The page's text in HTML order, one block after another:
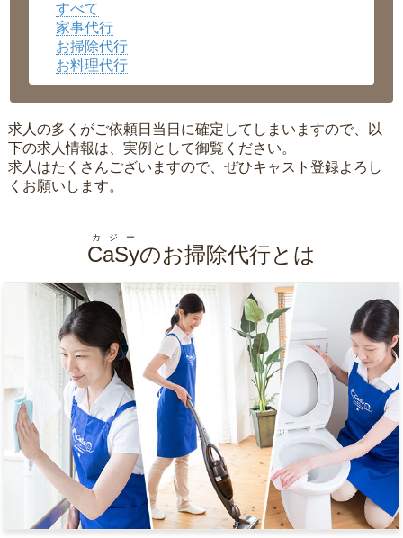
沖縄県
すべて
家事代行
お掃除代行
お料理代行
求人の多くがご依頼日当日に確定してしまいますので、以
下の求人情報は、実例として御覧ください。
求人はたくさんございますので、ぜひキャスト登録よろし
くお願いします。
CaSy
カジー
のお掃除代行とは